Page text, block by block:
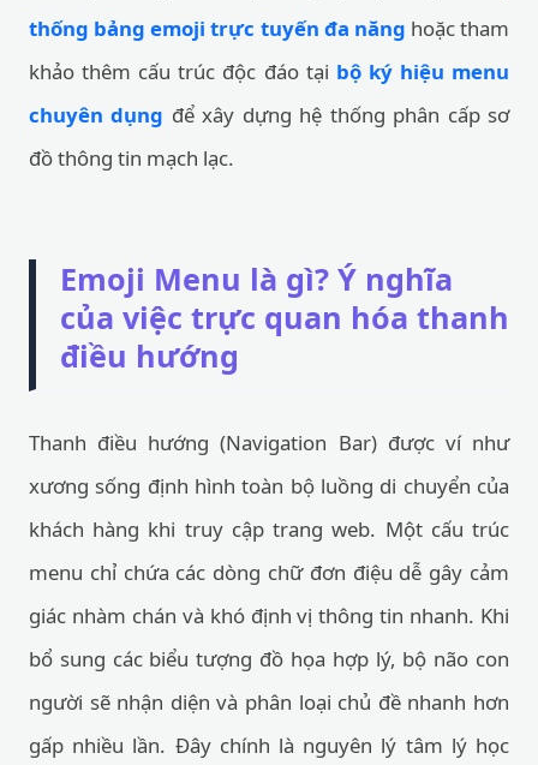
thống bảng emoji trực tuyến đa năng hoặc tham
khảo thêm cấu trúc độc đáo tại bộ ký hiệu menu
chuyên dụng để xây dựng hệ thống phân cấp sơ
đồ thông tin mạch lạc.
Emoji Menu là gì? Ý nghĩa
của việc trực quan hóa thanh
điều hướng
Thanh điều hướng (Navigation Bar) được ví như
xương sống định hình toàn bộ luồng di chuyển của
khách hàng khi truy cập trang web. Một cấu trúc
menu chỉ chứa các dòng chữ đơn điệu dễ gây cảm
giác nhàm chán và khó định vị thông tin nhanh. Khi
bổ sung các biểu tượng đồ họa hợp lý, bộ não con
người sẽ nhận diện và phân loại chủ đề nhanh hơn
gấp nhiều lần. Đây chính là nguyên lý tâm lý học